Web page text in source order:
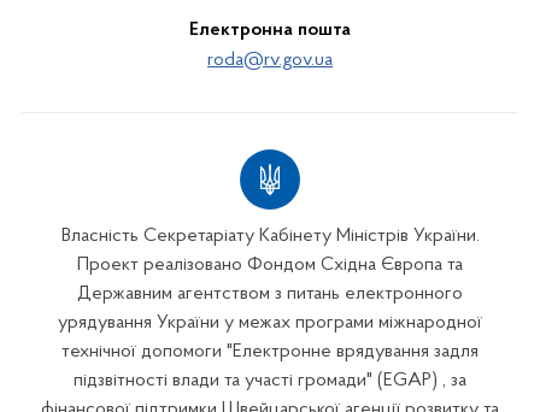
Електронна пошта
roda@rv.gov.ua
Власність Секретаріату Кабінету Міністрів України.
Проект реалізовано Фондом Східна Європа та
Державним агентством з питань електронного
урядування України у межах програми міжнародної
технічної допомоги "Електронне врядування задля
підзвітності влади та участі громади" (EGAP) , за